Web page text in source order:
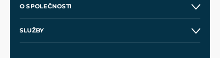
Velkoobchod
O SPOLEČNOSTI
SLUŽBY